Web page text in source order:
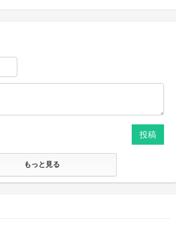
投稿
もっと見る